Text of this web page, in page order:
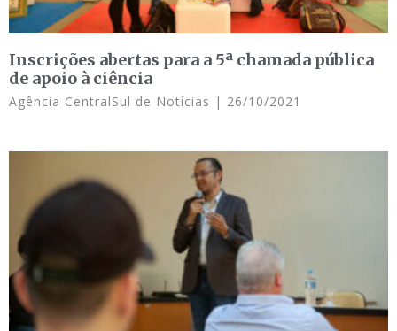
Inscrições abertas para a 5ª chamada pública
de apoio à ciência
Agência CentralSul de Notícias 26/10/2021